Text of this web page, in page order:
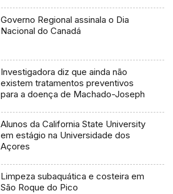
Governo Regional assinala o Dia
Nacional do Canadá
Investigadora diz que ainda não
existem tratamentos preventivos
para a doença de Machado-Joseph
Alunos da California State University
em estágio na Universidade dos
Açores
Limpeza subaquática e costeira em
São Roque do Pico